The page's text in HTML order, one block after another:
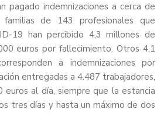
pagado indemnizaciones a cerca de
familias de 143 profesionales que
19 han percibido 4,3 millones de
euros por fallecimiento. Otros 4,1
a indemnizaciones por
entregadas a 4.487 trabajadores,
euros al día, siempre que la estancia
tres días y hasta un máximo de dos